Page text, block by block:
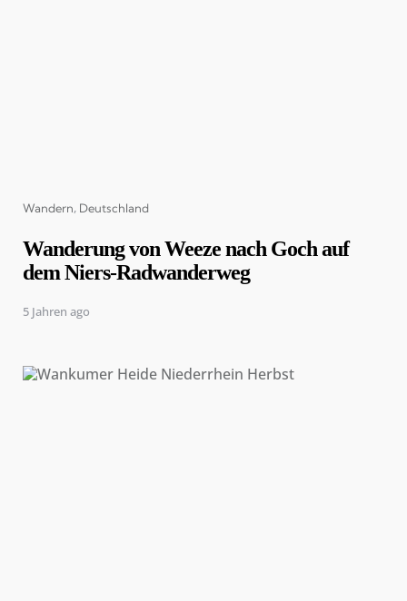
Categories
Wandern Deutschland
Wanderung von Weeze nach Goch auf
dem Niers-Radwanderweg
5 Jahren ago